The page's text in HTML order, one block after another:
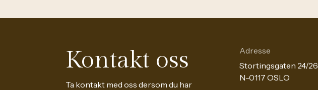
Kontakt oss
Ta kontakt med oss dersom du har
Adresse
Stortingsgaten 24/26
N-0117 OSLO